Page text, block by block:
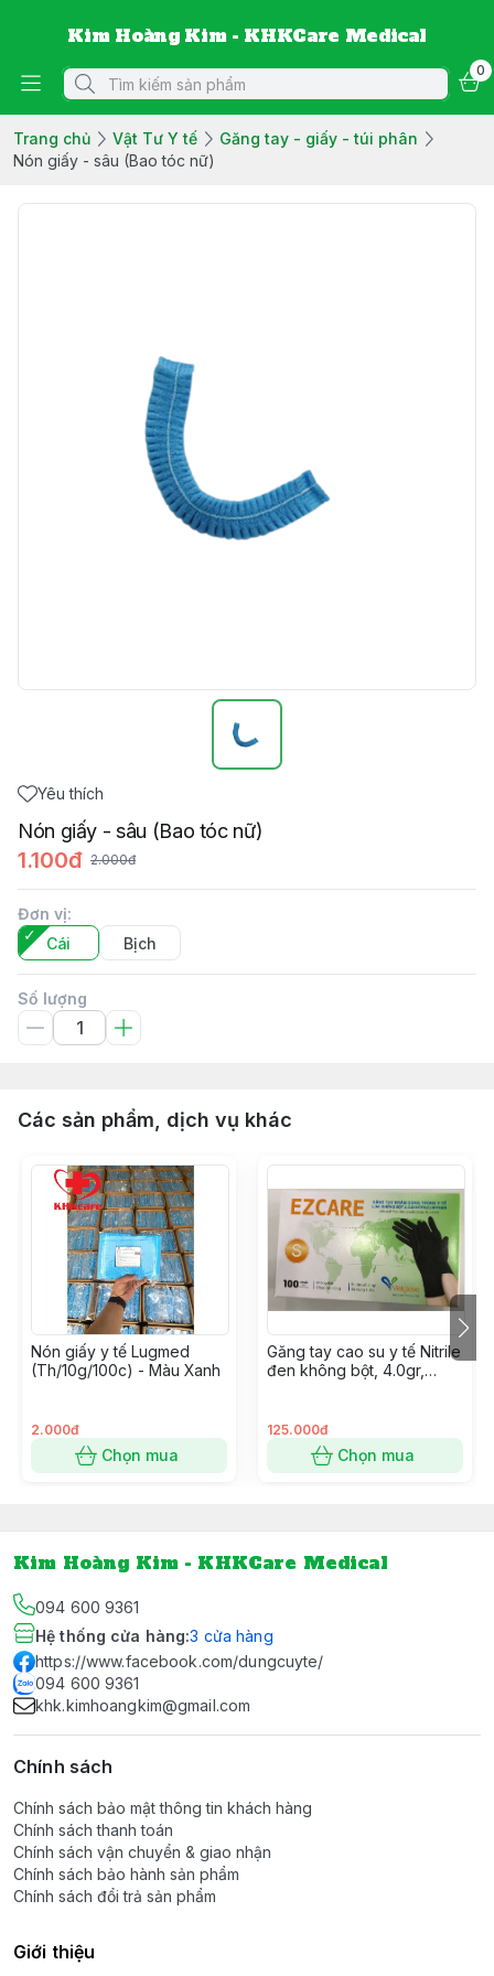
Kim Hoàng Kim - KHKCare Medical
0
Trang chủ Vật Tư Y tế
Găng tay - giấy - túi phân
Nón giấy - sâu (Bao tóc nữ)
Yêu thích
Nón giấy - sâu (Bao tóc nữ)
1.100đ 2.000đ
Đơn vị:
Cái
Bịch
Số lượng
Các sản phẩm, dịch vụ khác
Nón giấy y tế Lugmed
(Th/10g/100c) - Màu Xanh
2.000đ
Chọn mua
Găng tay cao su y tế Nitrile
đen không bột, 4.0gr,
125.000đ
Chọn mua
Kim Hoàng Kim - KHKCare Medical
094 600 9361
Hệ thống cửa hàng:3 cửa hàng
https://www.facebook.com/dungcuyte/
094 600 9361
khk.kimhoangkim@gmail.com
Chính sách
Chính sách bảo mật thông tin khách hàng
Chính sách thanh toán
Chính sách vận chuyển & giao nhận
Chính sách bảo hành sản phẩm
Chính sách đổi trả sản phẩm
Giới thiệu